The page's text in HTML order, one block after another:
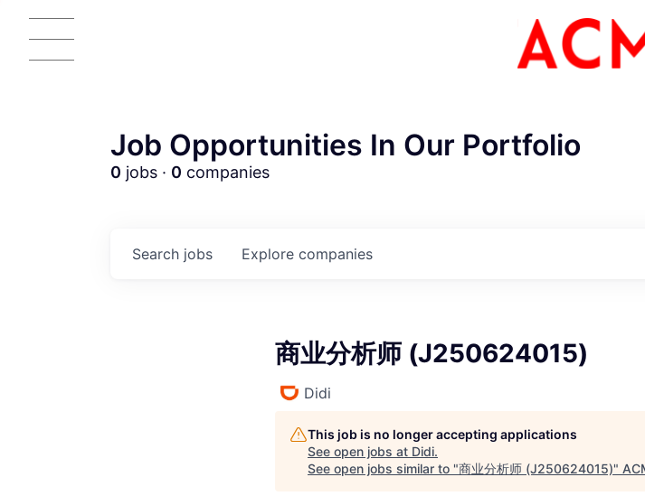
ACME
Job Opportunities In Our Portfolio
0 jobs · 0 companies
Search jobs Explore companies
商业分析师 (J250624015)
Didi
This job is no longer accepting applications
See open jobs at Didi.
See open jobs similar to "商业分析师 (J250624015)"